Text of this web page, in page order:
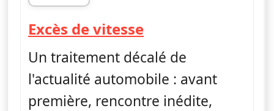
fin 13h30
Excès de vitesse— Excès de
Un traitement décalé de
l'actualité automobile : avant
première, rencontre inédite,